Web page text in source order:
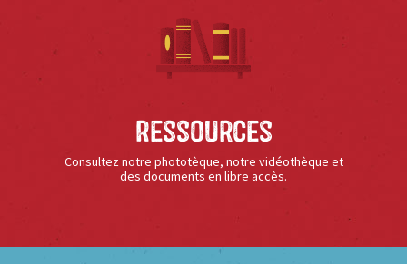
Ressources
Consultez notre phototèque, notre vidéothèque et
des documents en libre accès.